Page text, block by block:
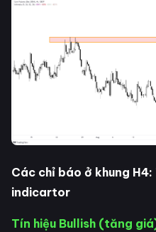
Các chỉ báo ở khung
indicartor
Tín hiệu Bullish (tăng